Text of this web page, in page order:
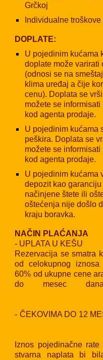
Grčkoj
Individualne
DOPLATE:
U pojedinim kućama
doplate može varirati
(odnosi se na
klima uređaj a čije
cenu). Doplata se
možete se
kod agenta prodaje.
U pojedinim kućama
peškira. Doplata se
možete se
kod agenta prodaje.
U pojedinim kućama
depozit kao
načinjene štete ili
oštećenja nije došlo
kraju boravka.
NAČIN PLAĆANJA
- UPLATA U KEŠU
Rezervacija se smatra
od celokupnog iznosa
60% od ukupne cene
do mesec
- ČEKOVIMA DO 12
Iznos pojedinačne
stvarna naplata bi